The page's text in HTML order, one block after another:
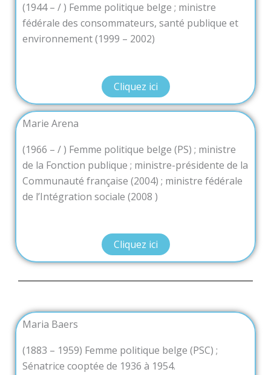
(1944 – / ) Femme politique belge ; ministre
fédérale des consommateurs, santé publique et
environnement (1999 – 2002)
Cliquez ici
Marie Arena
(1966 – / ) Femme politique belge (PS) ; ministre
de la Fonction publique ; ministre-présidente de la
Communauté française (2004) ; ministre fédérale
de l’Intégration sociale (2008 )
Cliquez ici
Maria Baers
(1883 – 1959) Femme politique belge (PSC) ;
Sénatrice cooptée de 1936 à 1954.